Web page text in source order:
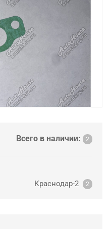
Всего в наличии: 2
Краснодар-2 2